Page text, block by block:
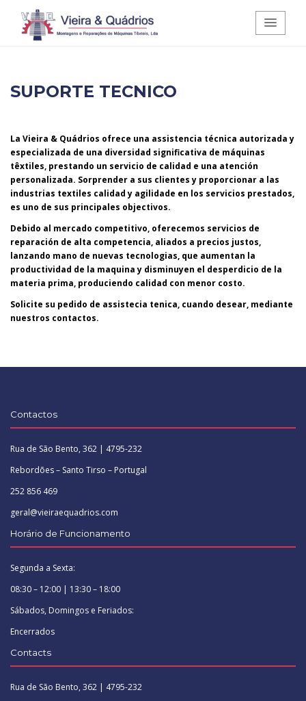
Vieira e Quádrios - Montagens e
Reparações de Máquinas Têxteis,
SUPORTE TECNICO
La Vieira & Quádrios ofrece una assistencia técnica autorizada y
especializada de una diversidad significativa de máquinas
têxtiles, prestando un servicio de calidad e una atención
personalizada. Sorprender a sus clientes y proporcionar a las
industrias textiles calidad y agilidade en los servicios prestados,
es uno de sus principales objectivos.
Debido al mercado competitivo, oferecemos servicios de
reparación de alta competencia, aliados a precios justos,
lanzando mano de nuevas tecnologias, que aumentan la
productividad de la maquina y disminuyen el desperdicio de la
materia prima, produciendo calidad con menor costo.
Solicite su pedido de assistecia tenica, cuando desear, mediante
nuestros contactos.
Contactos
Rua de São Bento, 362 | 4795-232
Rebordões – Santo Tirso – Portugal
252 856 469
geral@vieiraequadrios.com
Horário de Funcionamento
Segunda a Sexta:
08:30 – 12:00 | 13:30 – 18:00
Sábados, Domingos e Feriados:
Encerrados
Contacts
Rua de São Bento, 362 | 4795-232